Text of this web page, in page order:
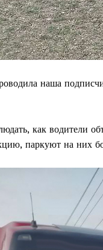
наша
как водители
паркуют на них